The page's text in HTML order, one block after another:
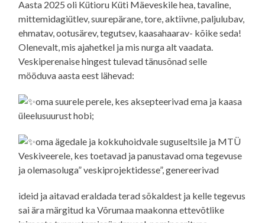
Aasta 2025 oli Kütioru Küti Mäeveskile hea, tavaline,
mittemidagiütlev, suurepärane, tore, aktiivne, paljulubav,
ehmatav, ootusärev, tegutsev, kaasahaarav- kõike seda!
Olenevalt, mis ajahetkel ja mis nurga alt vaadata.
Veskiperenaise hingest tulevad tänusõnad selle
mööduva aasta eest lähevad:
oma suurele perele, kes aksepteerivad ema ja kaasa
üleelusuurust hobi;
oma ägedale ja kokkuhoidvale suguseltsile ja MTÜ
Veskiveerele, kes toetavad ja panustavad oma tegevuse
ja olemasoluga” veskiprojektidesse”, genereerivad
ideid ja aitavad eraldada terad sõkaldest ja kelle tegevus
sai ära märgitud ka Võrumaa maakonna ettevõtlike